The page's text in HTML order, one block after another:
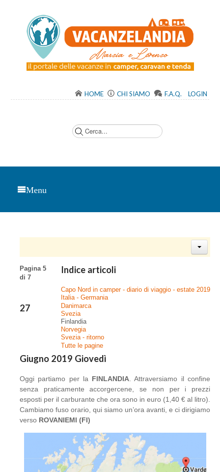
HOME CHI SIAMO F.A.Q. LOGIN
Menu
Indice articoli
Capo Nord in camper - diario di viaggio - estate 2019
Italia - Germania
Danimarca
Svezia
Finlandia
Norvegia
Svezia - ritorno
Tutte le pagine
Pagina 5
di 7
27
Giugno 2019 Giovedì
Oggi partiamo per la FINLANDIA . Attraversiamo il confine
senza praticamente accorgercene, se non per i prezzi
esposti per il carburante che ora sono in euro (1,40 € al litro).
Cambiamo fuso orario, qui siamo un’ora avanti, e ci dirigiamo
verso ROVANIEMI (FI)